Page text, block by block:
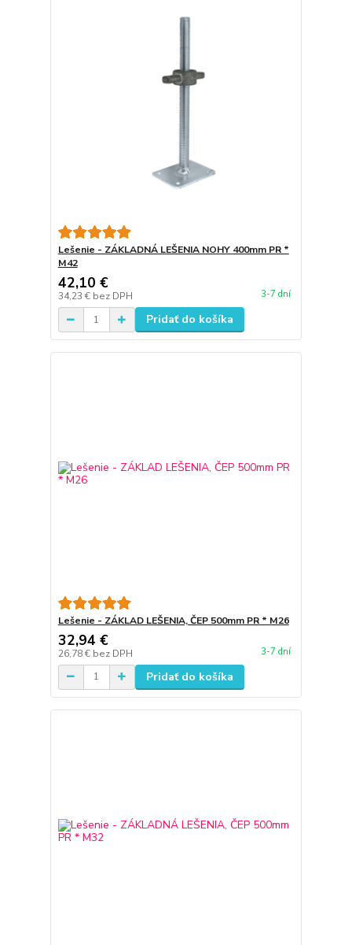
Lešenie - ZÁKLADNÁ LEŠENIA NOHY 400mm PR *
M42
42,10 €
34,23 € bez DPH 3-7 dní
Pridať do košíka
Lešenie - ZÁKLAD LEŠENIA, ČEP 500mm PR * M26
32,94 €
26,78 € bez DPH 3-7 dní
Pridať do košíka